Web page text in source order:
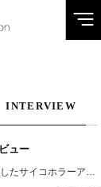
INTERVIEW
ュー
美容大国・韓国で賛否両論！“美”をテーマにしたサイコホラーアニメ